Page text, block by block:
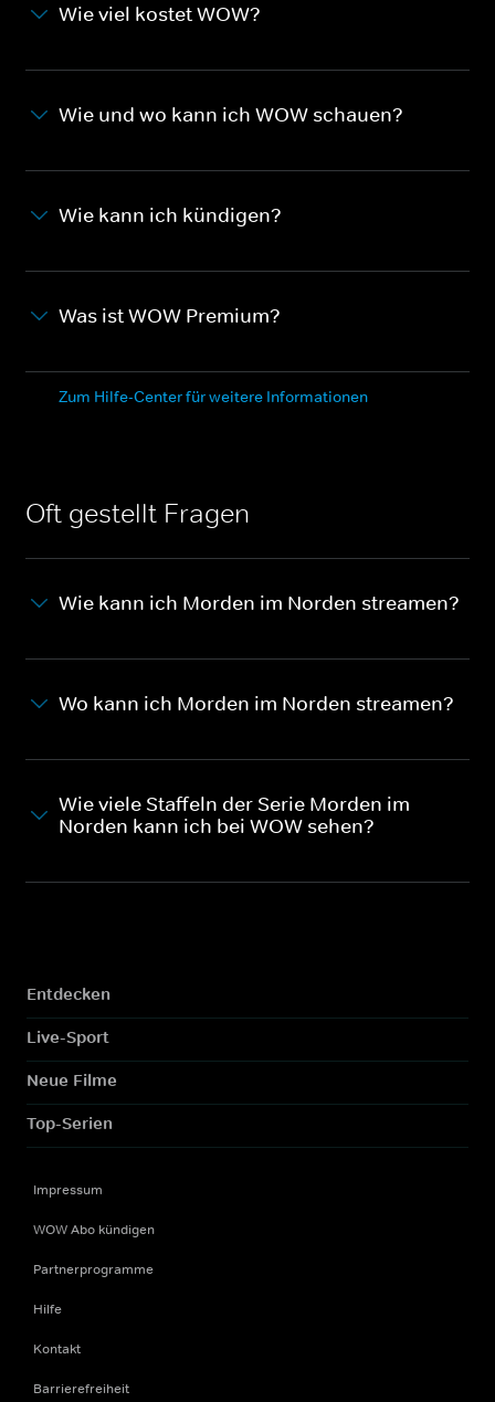
Wie viel kostet WOW?
Wie und wo kann ich WOW schauen?
Wie kann ich kündigen?
Was ist WOW Premium?
Zum Hilfe-Center für weitere Informationen
Oft gestellt Fragen
Wie kann ich Morden im Norden streamen?
Wo kann ich Morden im Norden streamen?
Wie viele Staffeln der Serie Morden im
Norden kann ich bei WOW sehen?
Entdecken
Live-Sport
Neue Filme
Top-Serien
Impressum
WOW Abo kündigen
Partnerprogramme
Hilfe
Kontakt
Barrierefreiheit